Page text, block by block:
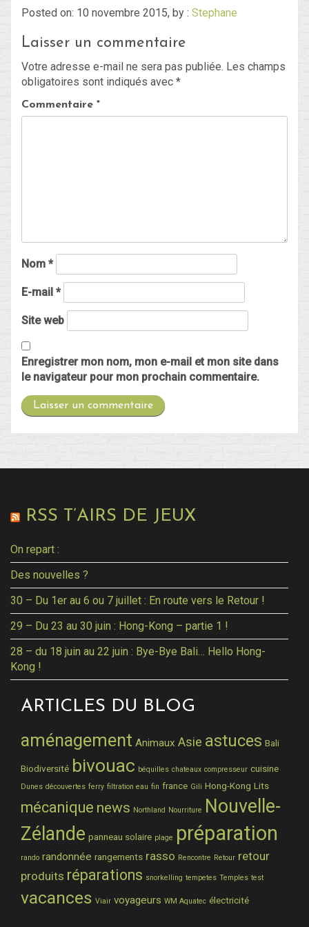
Blog
Non classé
Posted on: 10 novembre 2015, by : Stephane
Laisser un commentaire
Votre adresse e-mail ne sera pas publiée. Les champs
obligatoires sont indiqués avec *
Commentaire *
Nom *
E-mail *
Site web
Enregistrer mon nom, mon e-mail et mon site dans
le navigateur pour mon prochain commentaire.
RSS T’AIRS DE JEUX
On repart :
Des nouvelles ?
30 – Du 1er au 6 ou 7 juillet : En route vers le Retour !
29 – Du 23 au 30 juin : Hong-Kong – partie 1 !
28 – du 18 juin au 22 juin : Bye-Bye Bali… Hello Hong-
Kong !
ARTICLES DU BLOG
aménagement Animaux Asie astuces Bali
Biodiversité bivouac béquilles chateaux compresseur cuisine
Dunes découvertes ferry filtration eau fin france Gili Hong-Kong Lits
mécanique news Northland Nourriture Nouvelle-
Zélande panneau solaire plage préparation
rando randonnée rangements rasso Rencontre Retour retour
produits réparations snorkelling tempetes Temples test
vacances Viair voyageurs WM Aquatec électricité